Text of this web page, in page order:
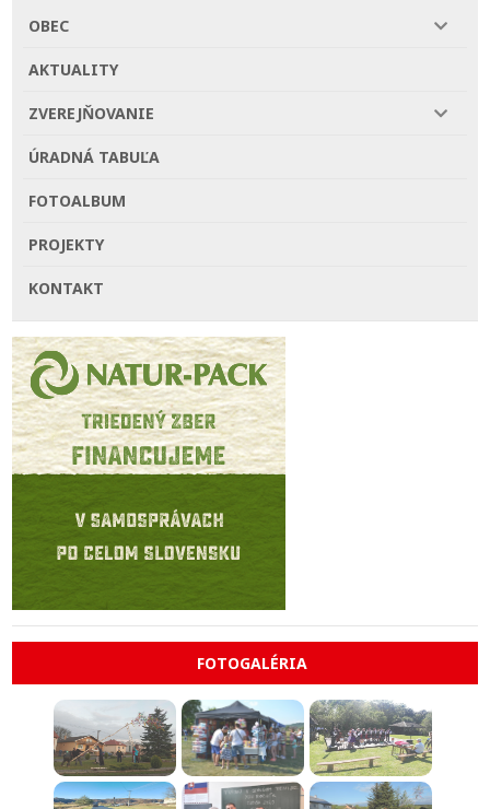
OBEC
AKTUALITY
ZVEREJŇOVANIE
ÚRADNÁ TABUĽA
FOTOALBUM
PROJEKTY
KONTAKT
FOTOGALÉRIA